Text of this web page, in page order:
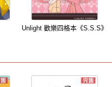
Unlight 歡樂四格本《S.S.S》